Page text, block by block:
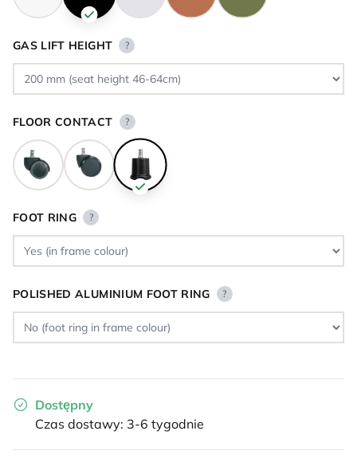
GAS LIFT HEIGHT ?
FLOOR CONTACT ?
FOOT RING ?
POLISHED ALUMINIUM FOOT RING ?
Dostępny
Czas dostawy: 3-6 tygodnie